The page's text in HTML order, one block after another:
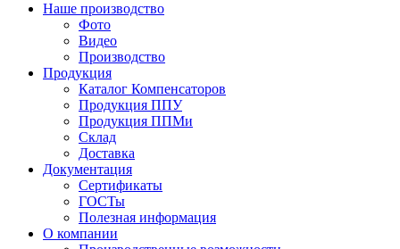
Наше производство
Фото
Видео
Производство
Продукция
Каталог Компенсаторов
Продукция ППУ
Продукция ППМи
Склад
Доставка
Документация
Сертификаты
ГОСТы
Полезная информация
О компании